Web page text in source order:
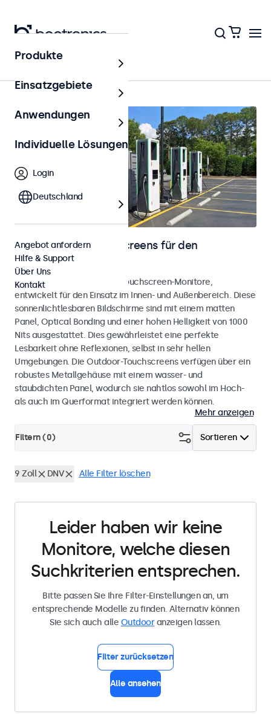
Outdoor
Monitore und Touchscreens für den
Außenbereich
Wetterfeste Monitore und Touchscreen-Monitore,
entwickelt für den Einsatz im Innen- und Außenbereich. Diese
sonnenlichtlesbaren Bildschirme sind mit einem matten
Panel, Optical Bonding und einer hohen Helligkeit von 1000
Nits ausgestattet. Dies gewährleistet eine perfekte
Lesbarkeit ohne Reflexionen, selbst in sehr hellen
Umgebungen. Die Outdoor-Touchscreens verfügen über ein
robustes Metallgehäuse mit einem wasser- und
staubdichten Panel, wodurch sie nahtlos sowohl im Hoch-
als auch im Querformat integriert werden können.
Mehr anzeigen
Sortieren
Filtern (0)
9 Zoll DNV Alle Filter löschen
Leider haben wir keine
Monitore, welche diesen
Suchkriterien entsprechen.
Bitte passen Sie Ihre Filter-Einstellungen an, um
entsprechende Modelle zu finden. Alternativ können
Sie sich auch alle Outdooranzeigen lassen.
Filter zurücksetzen
Alle ansehen
Produkte
Einsatzgebiete
Anwendungen
Individuelle Lösungen
Login
Deutschland
Angebot anfordern
Hilfe & Support
Über Uns
Kontakt